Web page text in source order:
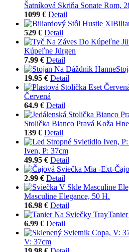
Šatníková Skriňa Sonate Rom,
1099 € Detail
529 € Detail
Kúpeľne Jürgen
7.99 € Detail
19.95 € Detail
Červená
64.9 € Detail
Stolička Bianco Pravá Koža
139 € Detail
Iven, P: 37cm
49.95 € Detail
2.99 € Detail
Masculine Elegance, 50 H.
16.98 € Detail
6.99 € Detail
V: 37cm